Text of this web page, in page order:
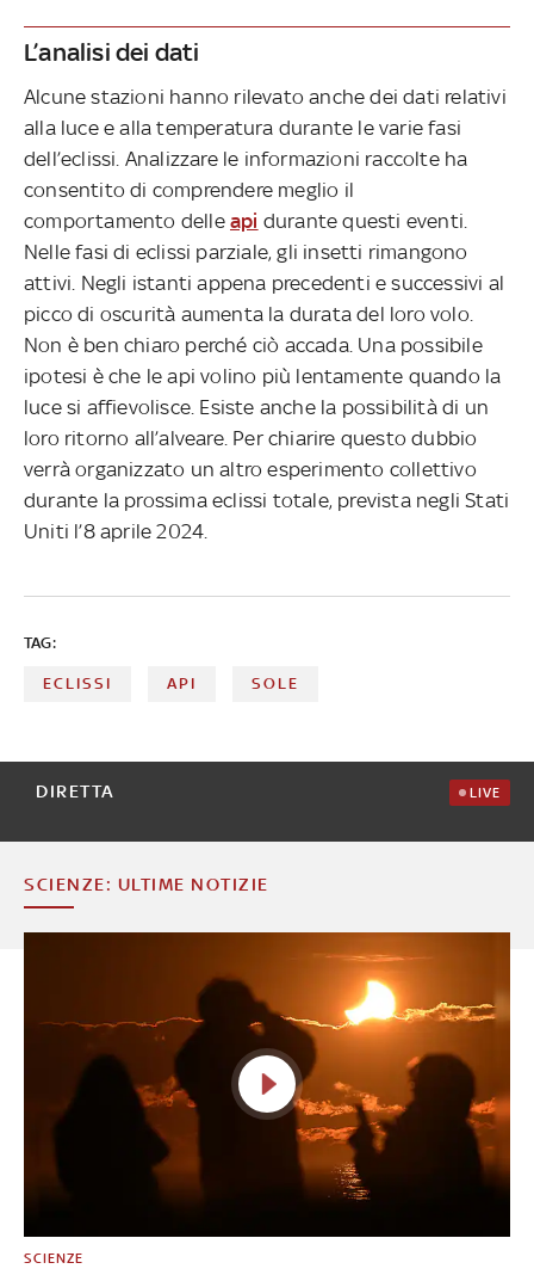
L’analisi dei dati
Alcune stazioni hanno rilevato anche dei dati relativi
alla luce e alla temperatura durante le varie fasi
dell’eclissi. Analizzare le informazioni raccolte ha
consentito di comprendere meglio il
comportamento delle api durante questi eventi.
Nelle fasi di eclissi parziale, gli insetti rimangono
attivi. Negli istanti appena precedenti e successivi al
picco di oscurità aumenta la durata del loro volo.
Non è ben chiaro perché ciò accada. Una possibile
ipotesi è che le api volino più lentamente quando la
luce si affievolisce. Esiste anche la possibilità di un
loro ritorno all’alveare. Per chiarire questo dubbio
verrà organizzato un altro esperimento collettivo
durante la prossima eclissi totale, prevista negli Stati
Uniti l’8 aprile 2024.
TAG:
ECLISSI API SOLE
DIRETTA LIVE
SCIENZE: ULTIME NOTIZIE
SCIENZE